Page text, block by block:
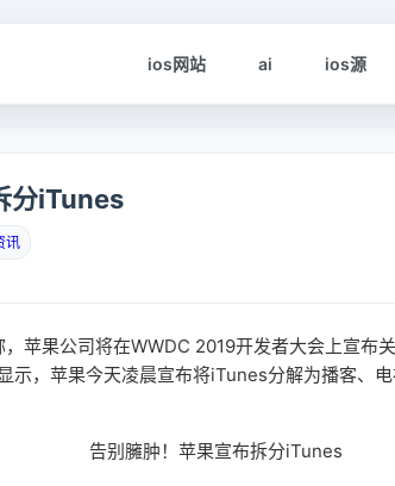
ios网站 ai ios源
分iTunes
讯
果公司将在WWDC 2019开发者大会上宣布
示，苹果今天凌晨宣布将iTunes分解为播客、